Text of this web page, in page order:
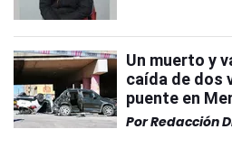
Un muerto y
caída de dos
puente en
PorRedacción